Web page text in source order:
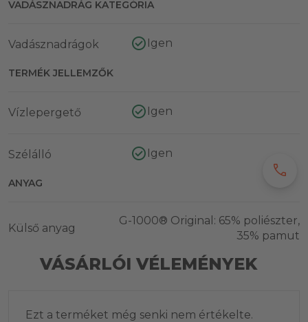
VADÁSZNADRÁG KATEGÓRIA
Vadásznadrágok Igen
TERMÉK JELLEMZŐK
Vízlepergető Igen
Szélálló Igen
ANYAG
Külső anyag
G-1000® Original: 65% poliészter,
35% pamut
VÁSÁRLÓI VÉLEMÉNYEK
Ezt a terméket még senki nem értékelte.
call